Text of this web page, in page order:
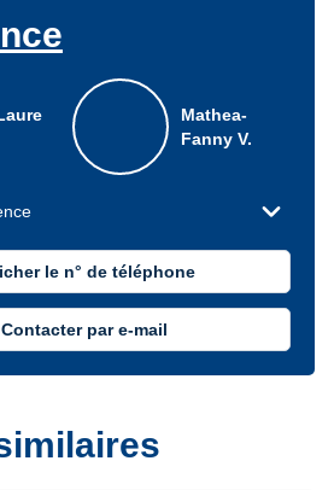
Mathea-
Fanny V.
expand_more
le n° de téléphone
Contacter par e-mail